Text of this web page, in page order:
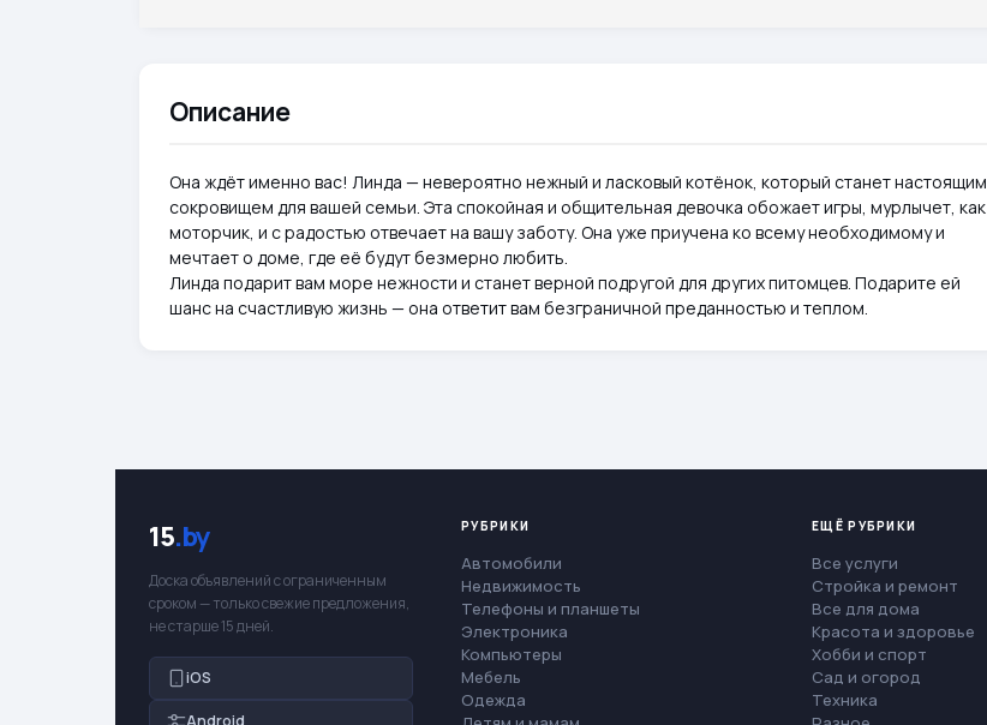
Описание
Она ждёт именно вас! Линда — невероятно нежный и ласковый котёнок, который станет настоящим
сокровищем для вашей семьи. Эта спокойная и общительная девочка обожает игры, мурлычет, как
моторчик, и с радостью отвечает на вашу заботу. Она уже приучена ко всему необходимому и
мечтает о доме, где её будут безмерно любить.
Линда подарит вам море нежности и станет верной подругой для других питомцев. Подарите ей
шанс на счастливую жизнь — она ответит вам безграничной преданностью и теплом.
15.by
Доска объявлений с ограниченным
сроком — только свежие предложения,
не старше 15 дней.
iOS
Android
РУБРИКИ
Автомобили
Недвижимость
Телефоны и планшеты
Электроника
Компьютеры
Мебель
Одежда
ЕЩЁ РУБРИКИ
Все услуги
Стройка и ремонт
Все для дома
Красота и здоровье
Хобби и спорт
Сад и огород
Техника